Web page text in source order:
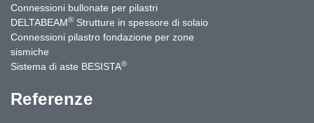
Connessioni bullonate per pilastri
DELTABEAM® Strutture in spessore di solaio
Connessioni pilastro fondazione per zone
sismiche
Sistema di aste BESISTA®
Referenze